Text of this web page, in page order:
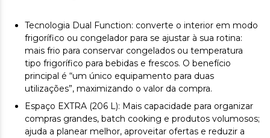
Tecnologia Dual Function: converte o interior em modo
frigorífico ou congelador para se ajustar à sua rotina:
mais frio para conservar congelados ou temperatura
tipo frigorífico para bebidas e frescos. O benefício
principal é “um único equipamento para duas
utilizações”, maximizando o valor da compra.
Espaço EXTRA (206 L): Mais capacidade para organizar
compras grandes, batch cooking e produtos volumosos;
ajuda a planear melhor, aproveitar ofertas e reduzir a